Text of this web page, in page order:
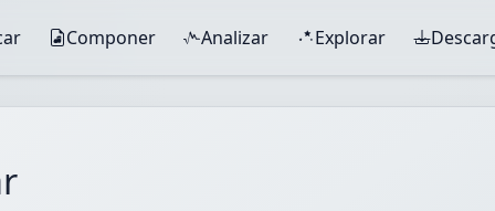
Componer Analizar Explorar